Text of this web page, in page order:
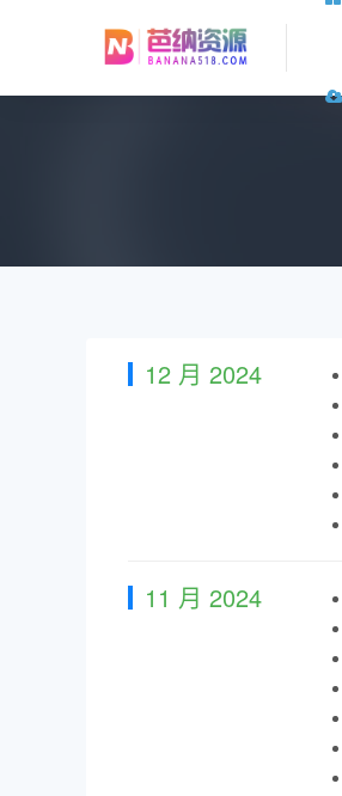
12 月 2024
11 月 2024